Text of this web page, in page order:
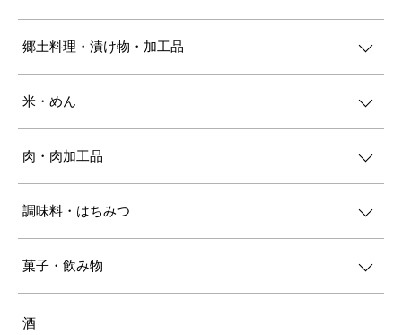
郷土料理・漬け物・加工品
米・めん
肉・肉加工品
調味料・はちみつ
菓子・飲み物
酒